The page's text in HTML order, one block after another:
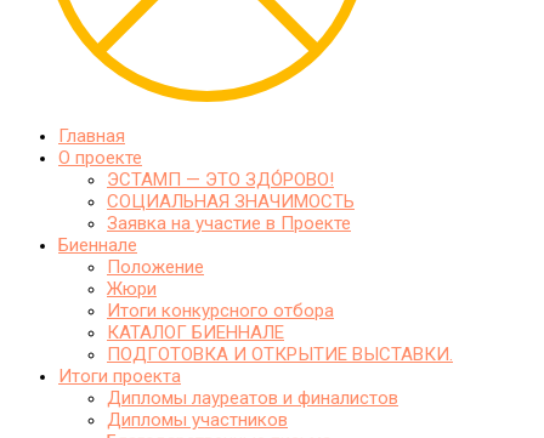
Главная
О проекте
ЭСТАМП — ЭТО ЗДО́РОВО!
СОЦИАЛЬНАЯ ЗНАЧИМОСТЬ
Заявка на участие в Проекте
Биеннале
Положение
Жюри
Итоги конкурсного отбора
КАТАЛОГ БИЕННАЛЕ
ПОДГОТОВКА И ОТКРЫТИЕ ВЫСТАВКИ.
Итоги проекта
Дипломы лауреатов и финалистов
Дипломы участников